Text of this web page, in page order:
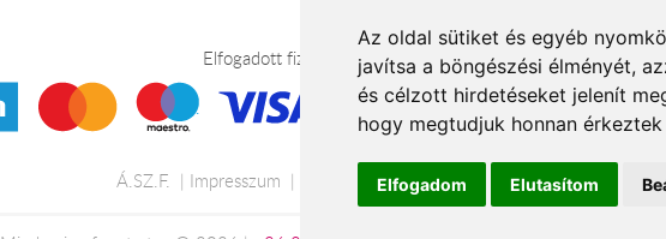
Az oldal sütiket és egyéb
javítsa a böngészési élményét,
és célzott hirdetéseket jelenít
hogy megtudjuk honnan
Elfogadom Elutasítom
Elfogadott fizetési módok
Á.SZ.F. Impresszum Adatkezelési tájékoztató